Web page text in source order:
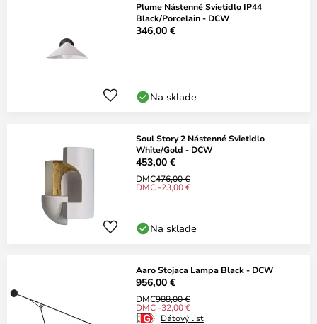
Plume Nástenné Svietidlo IP44
Black/Porcelain - DCW
346,00 €
Na sklade
Soul Story 2 Nástenné Svietidlo
White/Gold - DCW
453,00 €
DMC476,00 €
DMC -23,00 €
Na sklade
Aaro Stojaca Lampa Black - DCW
956,00 €
DMC988,00 €
DMC -32,00 €
Dátový list